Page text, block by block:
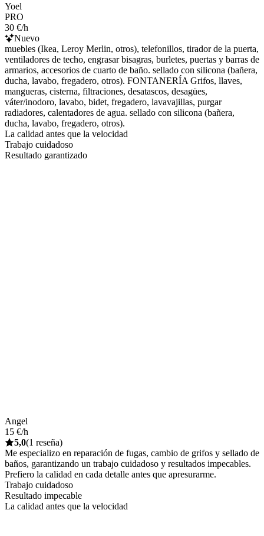
Yoel
PRO
30 €/h
Nuevo
muebles (Ikea, Leroy Merlin, otros), telefonillos, tirador de la puerta,
ventiladores de techo, engrasar bisagras, burletes, puertas y barras de
armarios, accesorios de cuarto de baño. sellado con silicona (bañera,
ducha, lavabo, fregadero, otros). FONTANERÍA Grifos, llaves,
mangueras, cisterna, filtraciones, desatascos, desagües,
váter/inodoro, lavabo, bidet, fregadero, lavavajillas, purgar
radiadores, calentadores de agua. sellado con silicona (bañera,
ducha, lavabo, fregadero, otros).
La calidad antes que la velocidad
Trabajo cuidadoso
Resultado garantizado
Angel
15 €/h
5,0(1 reseña)
Me especializo en reparación de fugas, cambio de grifos y sellado de
baños, garantizando un trabajo cuidadoso y resultados impecables.
Prefiero la calidad en cada detalle antes que apresurarme.
Trabajo cuidadoso
Resultado impecable
La calidad antes que la velocidad